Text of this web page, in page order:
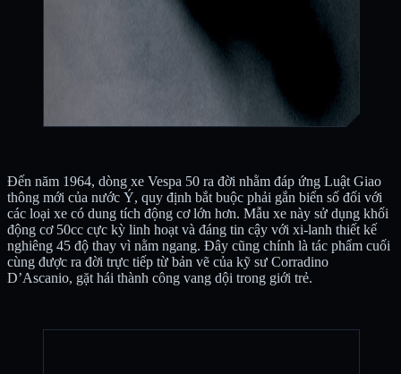
Đến năm 1964, dòng xe Vespa 50 ra đời nhằm đáp ứng Luật Giao
thông mới của nước Ý, quy định bắt buộc phải gắn biển số đối với
các loại xe có dung tích động cơ lớn hơn. Mẫu xe này sử dụng khối
động cơ 50cc cực kỳ linh hoạt và đáng tin cậy với xi-lanh thiết kế
nghiêng 45 độ thay vì nằm ngang. Đây cũng chính là tác phẩm cuối
cùng được ra đời trực tiếp từ bản vẽ của kỹ sư Corradino
D’Ascanio, gặt hái thành công vang dội trong giới trẻ.